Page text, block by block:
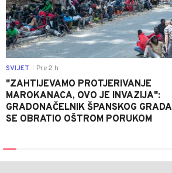
SVIJET Pre 2 h
"ZAHTIJEVAMO PROTJERIVANJE
MAROKANACA, OVO JE INVAZIJA":
GRADONAČELNIK ŠPANSKOG GRADA
SE OBRATIO OŠTROM PORUKOM